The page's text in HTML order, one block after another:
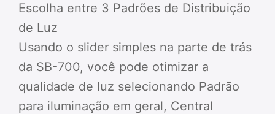
Escolha entre 3 Padrões de Distribuição
de Luz
Usando o slider simples na parte de trás
da SB-700, você pode otimizar a
qualidade de luz selecionando Padrão
para iluminação em geral, Central